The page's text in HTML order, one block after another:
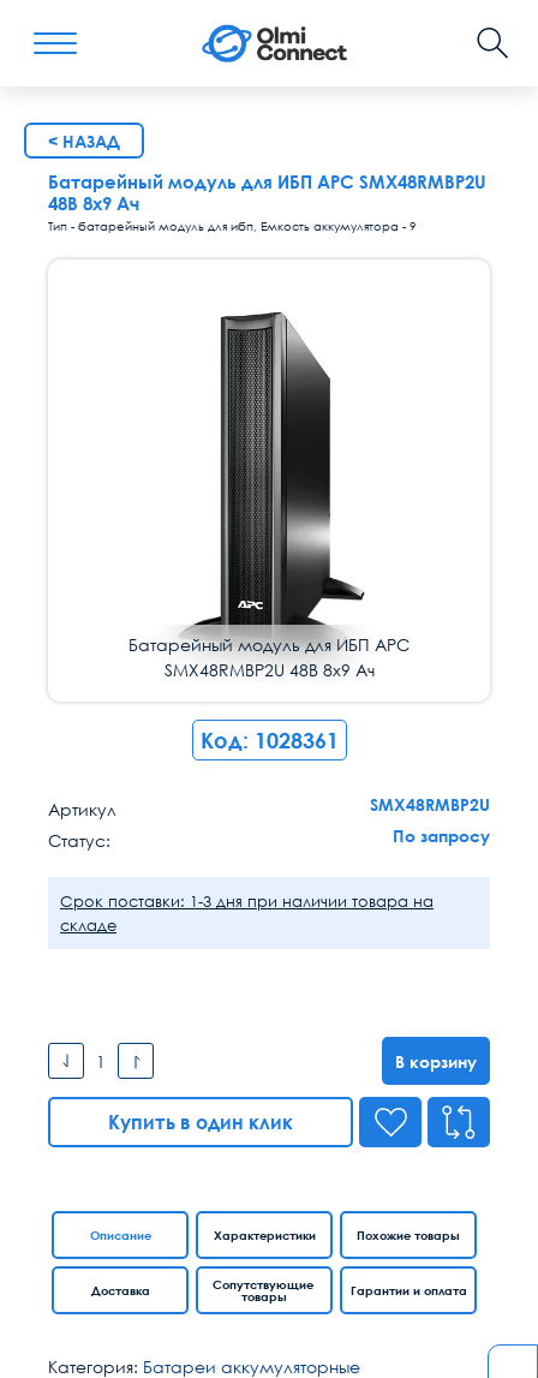
< НАЗАД
Батарейный модуль для ИБП APC SMX48RMBP2U
48В 8х9 Ач
Тип - батарейный модуль для ибп, Емкость аккумулятора - 9
Батарейный модуль для ИБП APC
SMX48RMBP2U 48В 8х9 Ач
Код: 1028361
Артикул
SMX48RMBP2U
Статус:
По запросу
Срок поставки: 1-3 дня при наличии товара на
складе
В корзину
Купить в один клик
Описание Характеристики
Доставка
Похожие товары
Сопутствующие
товары
Гарантии и оплата
Категория: Батареи аккумуляторные